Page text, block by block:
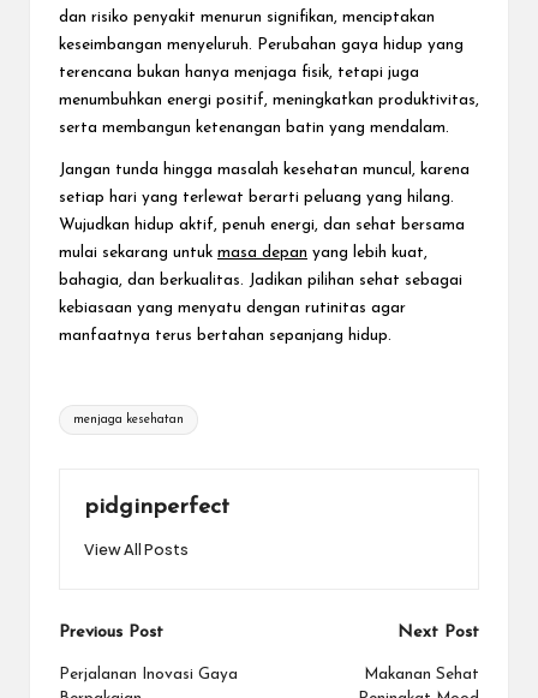
dan risiko penyakit menurun signifikan, menciptakan
keseimbangan menyeluruh. Perubahan gaya hidup yang
terencana bukan hanya menjaga fisik, tetapi juga
menumbuhkan energi positif, meningkatkan produktivitas,
serta membangun ketenangan batin yang mendalam.
Jangan tunda hingga masalah kesehatan muncul, karena
setiap hari yang terlewat berarti peluang yang hilang.
Wujudkan hidup aktif, penuh energi, dan sehat bersama
mulai sekarang untuk masa depan yang lebih kuat,
bahagia, dan berkualitas. Jadikan pilihan sehat sebagai
kebiasaan yang menyatu dengan rutinitas agar
manfaatnya terus bertahan sepanjang hidup.
Tags:
menjaga kesehatan
pidginperfect
View All Posts
Post
navigation
Previous Post
Perjalanan Inovasi Gaya
Next Post
Makanan Sehat